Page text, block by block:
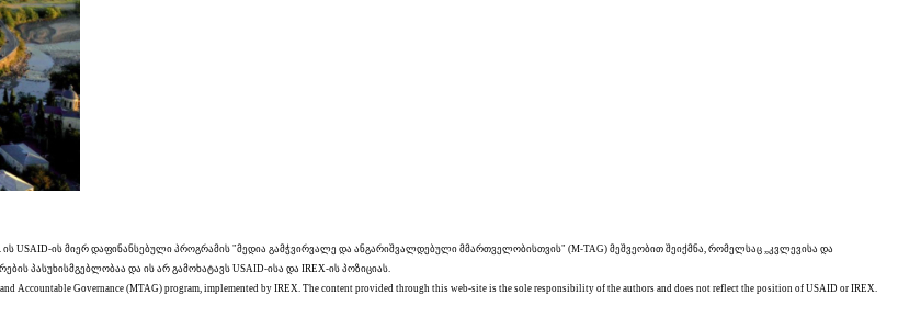
USAID-ის მიერ დაფინანსებული პროგრამის "მედია გამჭვირვალე და ანგარიშვალდებული მმართველობისთვის" (M-TAG) მეშვეობით შეიქმნა, რომელსაც „კვლევისა და
პასუხისმგებლობაა და ის არ გამოხატავს USAID-ისა და IREX-ის პოზიციას.
Accountable Governance (MTAG) program, implemented by IREX. The content provided through this web-site is the sole responsibility of the authors and does not reflect the position of USAID or IREX.